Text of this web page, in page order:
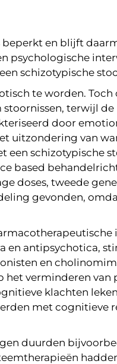
en blijft
psychologische
schizotypische
te worden.
terwijl de
door
uitzondering van
een schizotypische
based
doses, tweede
gevonden,
en antipsychotica,
en
verminderen van
klachten
met cognitieve
duurden